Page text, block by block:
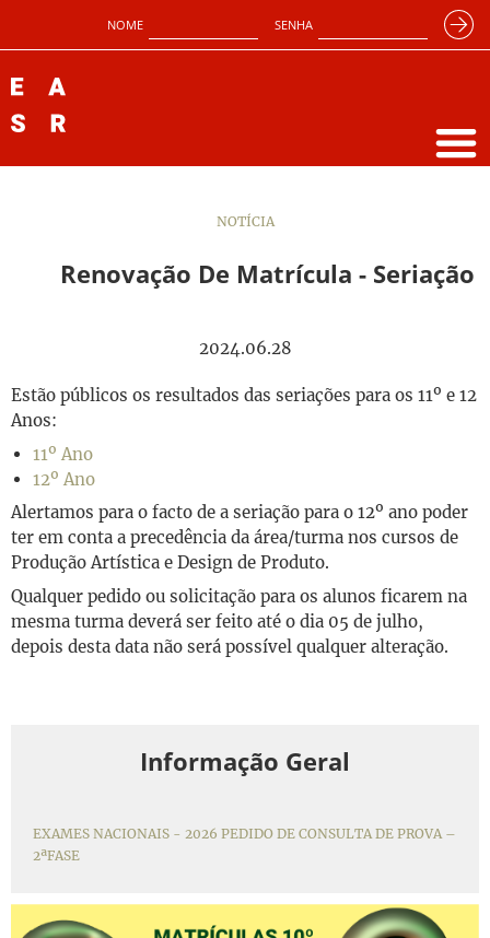
NOME SENHA
NOTÍCIA
Renovação De Matrícula - Seriação
2024.06.28
Estão públicos os resultados das seriações para os 11º e 12
Anos:
11º Ano
12º Ano
Alertamos para o facto de a seriação para o 12º ano poder
ter em conta a precedência da área/turma nos cursos de
Produção Artística e Design de Produto.
Qualquer pedido ou solicitação para os alunos ficarem na
mesma turma deverá ser feito até o dia 05 de julho,
depois desta data não será possível qualquer alteração.
Informação Geral
EXAMES NACIONAIS - 2026 PEDIDO DE CONSULTA DE PROVA –
2ªFASE